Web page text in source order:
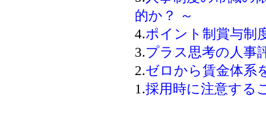
的か？ ～
4.ポイント制賞与制
3.プラス思考の人事
2.ゼロから賃金体系
1.採用時に注意する